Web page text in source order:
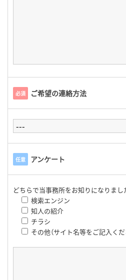
必須 ご希望の連絡方法
任意 アンケート
どちらで当事務所をお知りになりまし
検索エンジン
知人の紹介
チラシ
その他（サイト名等をご記入くだ